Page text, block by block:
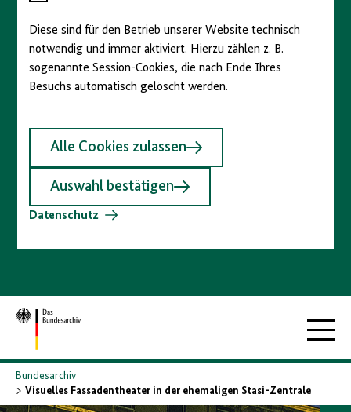
Diese sind für den Betrieb unserer Website technisch
notwendig und immer aktiviert. Hierzu zählen z. B.
sogenannte Session-Cookies, die nach Ende Ihres
Besuchs automatisch gelöscht werden.
Alle Cookies zulassen
Auswahl bestätigen
Datenschutz
Zur
Startseite
Bundesarchiv
Visuelles Fassadentheater in der ehemaligen Stasi-Zentrale